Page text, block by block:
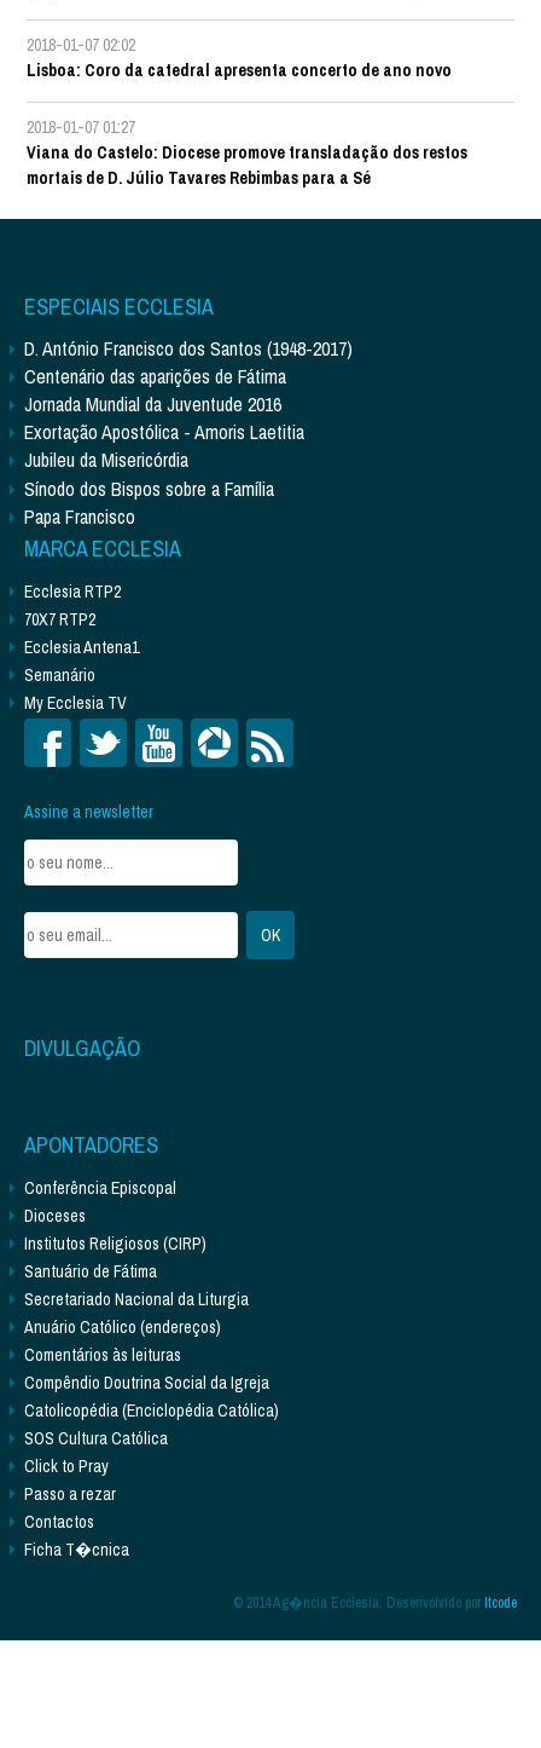
2018-01-07 02:02
Lisboa: Coro da catedral apresenta concerto de ano novo
2018-01-07 01:27
Viana do Castelo: Diocese promove transladação dos restos
mortais de D. Júlio Tavares Rebimbas para a Sé
ESPECIAIS ECCLESIA
D. António Francisco dos Santos (1948-2017)
Centenário das aparições de Fátima
Jornada Mundial da Juventude 2016
Exortação Apostólica - Amoris Laetitia
Jubileu da Misericórdia
Sínodo dos Bispos sobre a Família
Papa Francisco
MARCA ECCLESIA
Ecclesia RTP2
70X7 RTP2
Ecclesia Antena1
Semanário
My Ecclesia TV
Assine a newsletter
DIVULGAÇÃO
APONTADORES
Conferência Episcopal
Dioceses
Institutos Religiosos (CIRP)
Santuário de Fátima
Secretariado Nacional da Liturgia
Anuário Católico (endereços)
Comentários às leituras
Compêndio Doutrina Social da Igreja
Catolicopédia (Enciclopédia Católica)
SOS Cultura Católica
Click to Pray
Passo a rezar
Contactos
Ficha T�cnica
© 2014 Ag�ncia Ecclesia. Desenvolvido porItcode